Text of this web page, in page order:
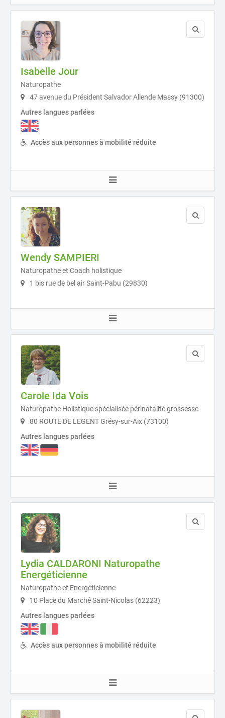
Isabelle Jour
Naturopathe
47 avenue du Président Salvador Allende Massy (91300)
Autres langues parlées
Accès aux personnes à mobilité réduite
Wendy SAMPIERI
Naturopathe et Coach holistique
1 bis rue de bel air Saint-Pabu (29830)
Carole Ida Vois
Naturopathe Holistique spécialisée périnatalité grossesse
80 ROUTE DE LEGENT Grésy-sur-Aix (73100)
Autres langues parlées
Lydia CALDARONI Naturopathe
Energéticienne
Naturopathe et Energéticienne
10 Place du Marché Saint-Nicolas (62223)
Autres langues parlées
Accès aux personnes à mobilité réduite